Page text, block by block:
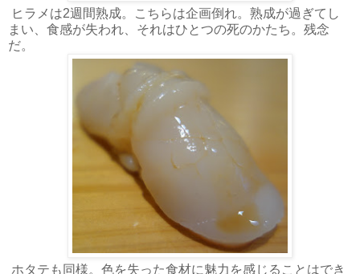
ヒラメは2週間熟成。こちらは企画倒れ。熟成が過ぎてし
まい、食感が失われ、それはひとつの死のかたち。残念
だ。
ホタテも同様。色を失った食材に魅力を感じることはでき